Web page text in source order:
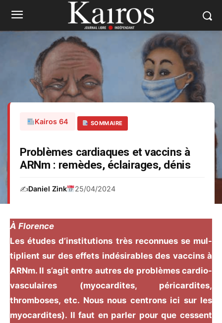
Kairos 64 SOMMAIRE
Problèmes cardiaques et vaccins à
ARNm : remèdes, éclairages, dénis
✍️Daniel Zink 25/04/2024
À Florence
Les études d’institutions très reconnues se mul-
tiplient sur des effets indésirables des vaccins à
ARNm. Il s’agit entre autres de problèmes cardio-
vasculaires (myocardites, péricardites,
thromboses, etc. Nous nous centrons ici sur les
myocardites). Il faut en parler pour que cessent